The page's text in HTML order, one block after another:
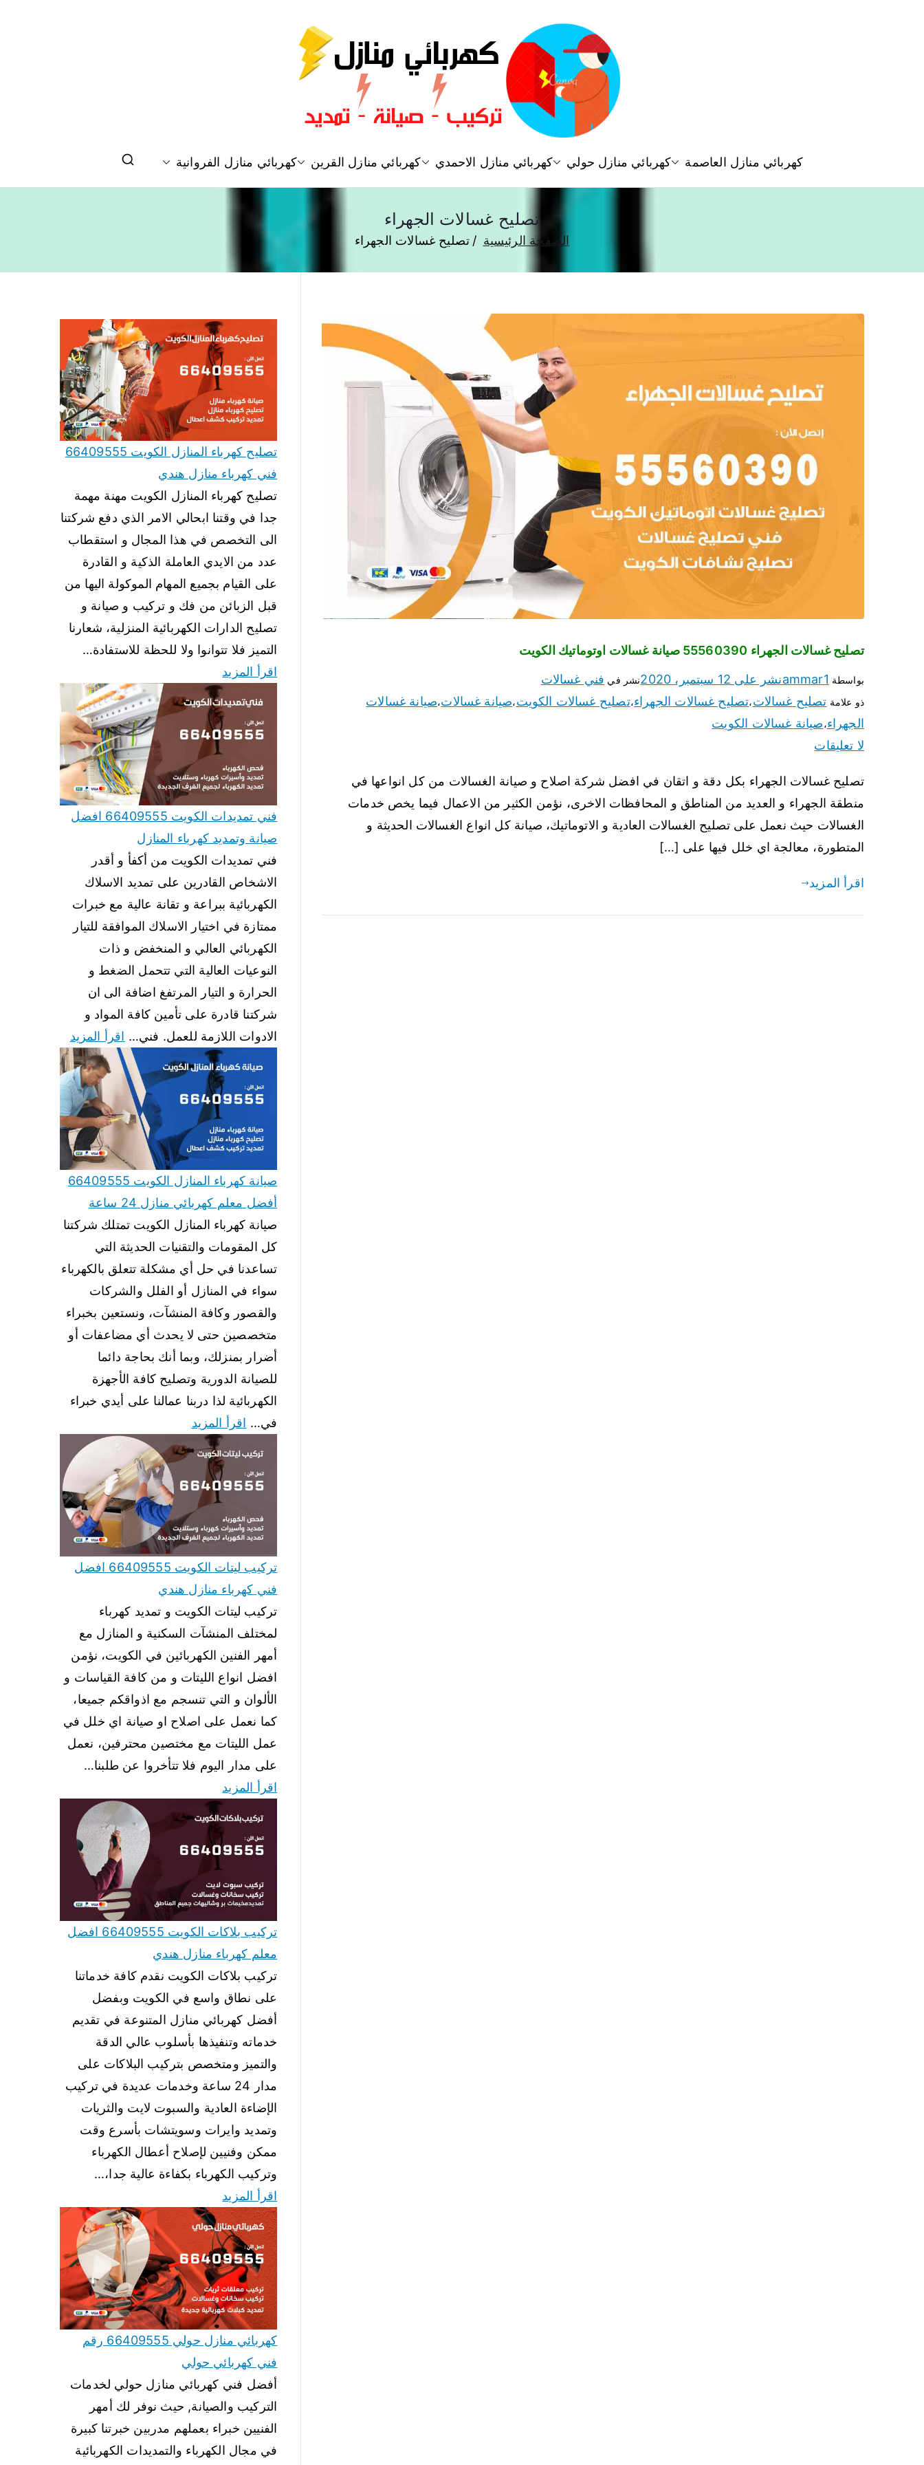
كهربائي منازل
فني كهربائي منازل الكويت كهربائي منازل العاصمة كهربائي منازل حولي كهربائي منازل الاحمدي كهربائي منازل القرين كهربائي منازل الفروانية
تصليح غسالات الجهراء
الصفحة الرئيسية تصليح غسالات الجهراء
تصليح غسالات الجهراء 55560390 صيانة غسالات اوتوماتيك الكويت
بواسطة ammar1نشر على 12 سبتمبر، 2020 نشر في فني غسالات
ذو علامة تصليح غسالات،تصليح غسالات الجهراء،تصليح غسالات الكويت،صيانة غسالات،صيانة غسالات
الجهراء،صيانة غسالات الكويت
لا تعليقات
تصليح غسالات الجهراء بكل دقة و اتقان في افضل شركة اصلاح و صيانة الغسالات من كل انواعها في
منطقة الجهراء و العديد من المناطق و المحافظات الاخرى، نؤمن الكثير من الاعمال فيما يخص خدمات
الغسالات حيث نعمل على تصليح الغسالات العادية و الاتوماتيك، صيانة كل انواع الغسالات الحديثة و
المتطورة، معالجة اي خلل فيها على […]
اقرأ المزيد
تصليح كهرباء المنازل الكويت 66409555
فني كهرباء منازل هندي
تصليح كهرباء المنازل الكويت مهنة مهمة
جدا في وقتنا ابحالي الامر الذي دفع شركتنا
الى التخصص في هذا المجال و استقطاب
عدد من الايدي العاملة الذكية و القادرة
على القيام بجميع المهام الموكولة اليها من
قبل الزبائن من فك و تركيب و صيانة و
تصليح الدارات الكهربائية المنزلية، شعارنا
التميز فلا تتوانوا ولا للحظة للاستفادة…
اقرأ المزيد
فني تمديدات الكويت 66409555 افضل
صيانة وتمديد كهرباء المنازل
فني تمديدات الكويت من أكفأ و أقدر
الاشخاص القادرين على تمديد الاسلاك
الكهربائية ببراعة و تقانة عالية مع خبرات
ممتازة في اختيار الاسلاك الموافقة للتيار
الكهربائي العالي و المنخفض و ذات
النوعيات العالية التي تتحمل الضغط و
الحرارة و التيار المرتفغ اضافة الى ان
شركتنا قادرة على تأمين كافة المواد و
الادوات اللازمة للعمل. فني… اقرأ المزيد
صيانة كهرباء المنازل الكويت 66409555
أفضل معلم كهربائي منازل 24 ساعة
صيانة كهرباء المنازل الكويت تمتلك شركتنا
كل المقومات والتقنيات الحديثة التي
تساعدنا في حل أي مشكلة تتعلق بالكهرباء
سواء في المنازل أو الفلل والشركات
والقصور وكافة المنشآت، ونستعين بخبراء
متخصصين حتى لا يحدث أي مضاعفات أو
أضرار بمنزلك، وبما أنك بحاجة دائما
للصيانة الدورية وتصليح كافة الأجهزة
الكهربائية لذا دربنا عمالنا على أيدي خبراء
في… اقرأ المزيد
تركيب ليتات الكويت 66409555 افضل
فني كهرباء منازل هندي
تركيب ليتات الكويت و تمديد كهرباء
لمختلف المنشآت السكنية و المنازل مع
أمهر الفنين الكهربائين في الكويت، نؤمن
افضل انواع الليتات و من كافة القياسات و
الألوان و التي تنسجم مع اذواقكم جميعا،
كما نعمل على اصلاح او صيانة اي خلل في
عمل الليتات مع مختصين محترفين، نعمل
على مدار اليوم فلا تتأخروا عن طلبنا…
اقرأ المزيد
تركيب بلاكات الكويت 66409555 افضل
معلم كهرباء منازل هندي
تركيب بلاكات الكويت نقدم كافة خدماتنا
على نطاق واسع في الكويت وبفضل
أفضل كهربائي منازل المتنوعة في تقديم
خدماته وتنفيذها بأسلوب عالي الدقة
والتميز ومتخصص بتركيب البلاكات على
مدار 24 ساعة وخدمات عديدة في تركيب
الإضاءة العادية والسبوت لايت والثريات
وتمديد وايرات وسويتشات بأسرع وقت
ممكن وفنيين لإصلاح أعطال الكهرباء
وتركيب الكهرباء بكفاءة عالية جدا،…
اقرأ المزيد
كهربائي منازل حولي 66409555 رقم
فني كهربائي حولي
أفضل فني كهربائي منازل حولي لخدمات
التركيب والصيانة, حيث نوفر لك أمهر
الفنيين خبراء بعملهم مدربين خبرتنا كبيرة
في مجال الكهرباء والتمديدات الكهربائية